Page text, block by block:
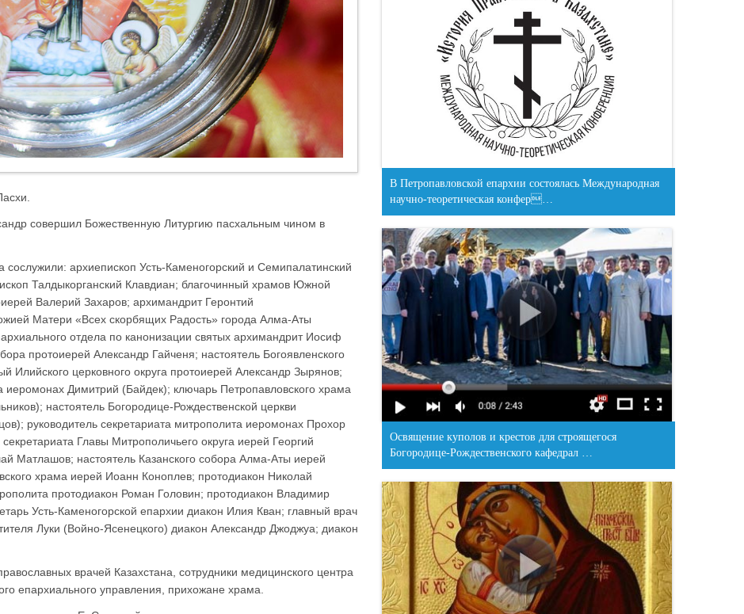
совершил Божественную Литургию пасхальным чином в
архиепископ Усть-Каменогорский и Семипалатинский
Талдыкорганский Клавдиан; благочинный храмов Южной
Валерий Захаров; архимандрит Геронтий
Матери «Всех скорбящих Радость» города Алма-Аты
отдела по канонизации святых архимандрит Иосиф
протоиерей Александр Гайченя; настоятель Богоявленского
церковного округа протоиерей Александр Зырянов;
иеромонах Димитрий (Байдек); ключарь Петропавловского храма
настоятель Богородице-Рождественской церкви
руководитель секретариата митрополита иеромонах Прохор
Главы Митрополичьего округа иерей Георгий
Матлашов; настоятель Казанского собора Алма-Аты иерей
храма иерей Иоанн Коноплев; протодиакон Николай
протодиакон Роман Головин; протодиакон Владимир
Усть-Каменогорской епархии диакон Илия Кван; главный врач
Луки (Войно-Ясенецкого) диакон Александр Джоджуа; диакон
врачей Казахстана, сотрудники медицинского центра
епархиального управления, прихожане храма.
В Петропавловской епархии состоялась Международная
научно-теоретическая конфер…
Освящение куполов и крестов для строящегося
Богородице-Рождественского кафедрал …